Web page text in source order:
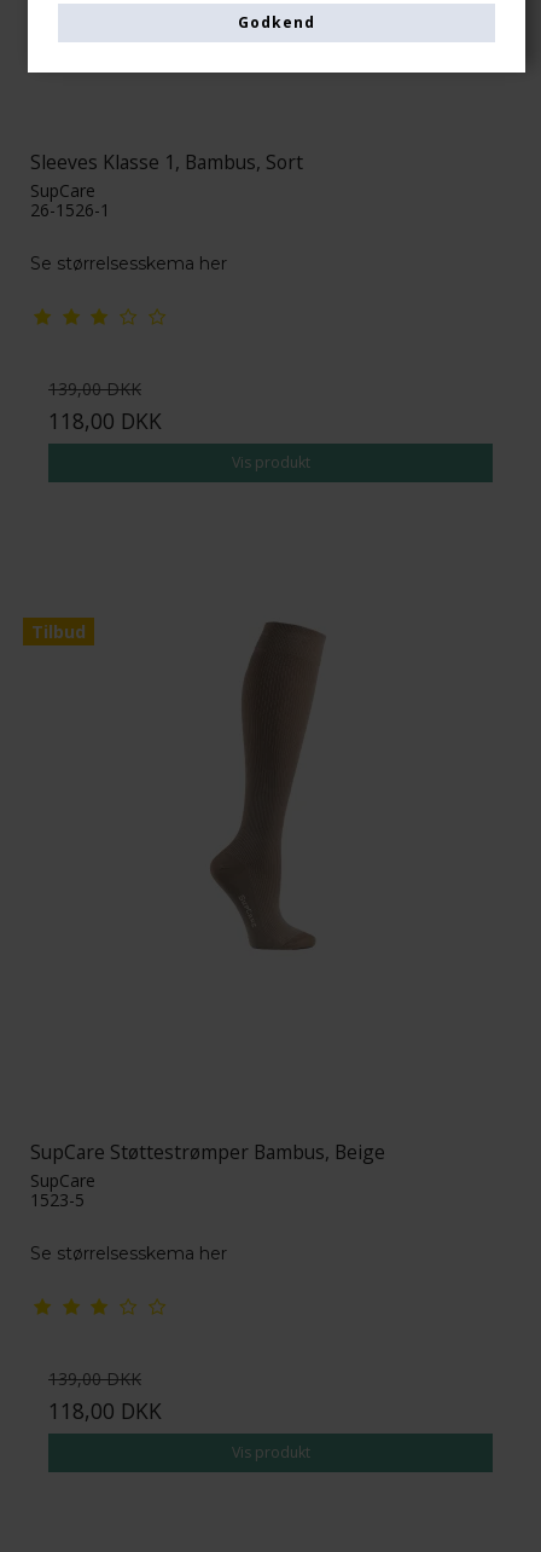
Sleeves Klasse 1, Bambus, Sort
SupCare
26-1526-1
Se størrelsesskema her
139,00 DKK
118,00 DKK
Vis produkt
Tilbud
SupCare Støttestrømper Bambus, Beige
SupCare
1523-5
Se størrelsesskema her
139,00 DKK
118,00 DKK
Vis produkt
Godkend